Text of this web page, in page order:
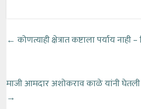
← कोणत्याही क्षेत्रात कष्टाला पर्याय नाही
माजी आमदार अशोकराव काळे यांनी घेतली
→